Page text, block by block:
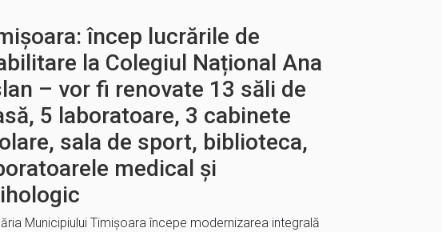
încep lucrările de
la Colegiul Național Ana
– vor fi renovate 13 săli de
5 laboratoare, 3 cabinete
sala de sport, biblioteca,
medical și
Municipiului Timișoara începe modernizarea integrală